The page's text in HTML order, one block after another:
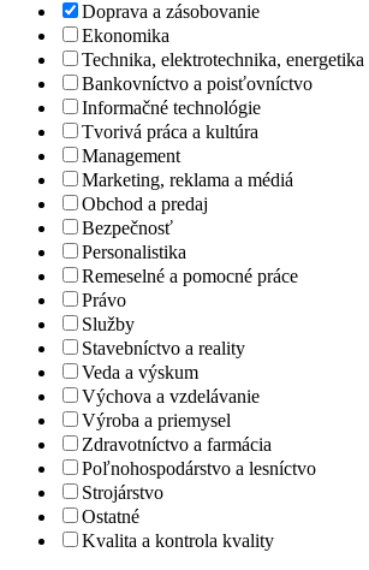
Doprava a zásobovanie
Ekonomika
Technika, elektrotechnika, energetika
Bankovníctvo a poisťovníctvo
Informačné technológie
Tvorivá práca a kultúra
Management
Marketing, reklama a médiá
Obchod a predaj
Bezpečnosť
Personalistika
Remeselné a pomocné práce
Právo
Služby
Stavebníctvo a reality
Veda a výskum
Výchova a vzdelávanie
Výroba a priemysel
Zdravotníctvo a farmácia
Poľnohospodárstvo a lesníctvo
Strojárstvo
Ostatné
Kvalita a kontrola kvality